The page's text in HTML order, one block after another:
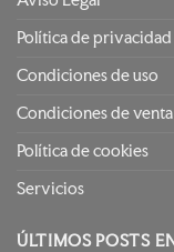
Política de privacidad
Condiciones de uso
Condiciones de venta
Política de cookies
Servicios
ÚLTIMOS POSTS